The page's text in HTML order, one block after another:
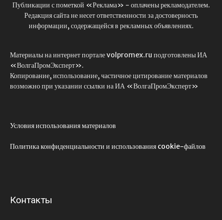
Публикации с пометкой «Реклама» - оплачены рекламодателем.
Редакция сайта не несет ответственности за достоверность
информации, содержащейся в рекламных объявлениях.
Материалы на интернет портале volpromex.ru подготовлены ИА
«ВолгаПромЭксперт».
Копирование, использование, частичное цитирование материалов
возможно при указании ссылки на ИА «ВолгаПромЭксперт»
Условия использования материалов
Политика конфиденциальности и использования cookie-файлов
Контакты